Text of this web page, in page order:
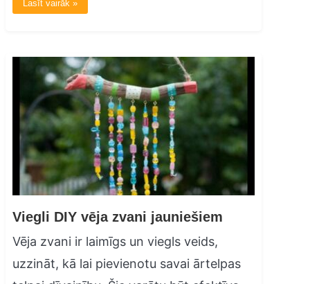
Lasīt vairāk »
Viegli DIY vēja zvani jauniešiem
Vēja zvani ir laimīgs un viegls veids,
uzzināt, kā lai pievienotu savai ārtelpas